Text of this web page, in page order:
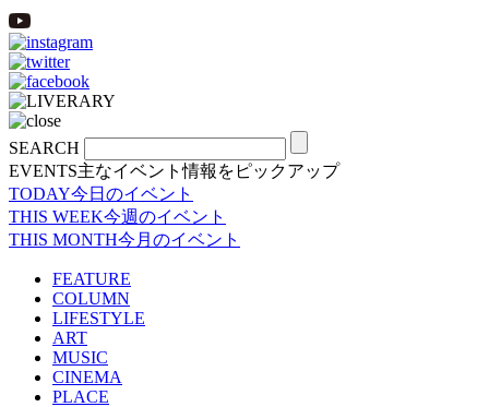
SEARCH
EVENTS主なイベント情報をピックアップ
TODAY今日のイベント
THIS WEEK今週のイベント
THIS MONTH今月のイベント
FEATURE
COLUMN
LIFESTYLE
ART
MUSIC
CINEMA
PLACE